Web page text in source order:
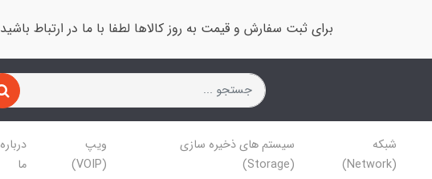
برای ثبت سفارش و قیمت به روز کالاها لطفا با ما در ارتباط باشید
شبکه
(Network)
سیستم های ذخیره سازی
(Storage)
ویپ
(VOIP)
درباره
ما